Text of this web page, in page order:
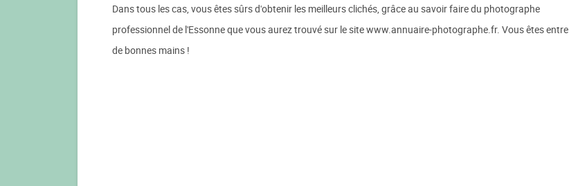
Dans tous les cas, vous êtes sûrs d'obtenir les meilleurs clichés, grâce au savoir faire du photographe
professionnel de l'Essonne que vous aurez trouvé sur le site www.annuaire-photographe.fr. Vous êtes entre
de bonnes mains !